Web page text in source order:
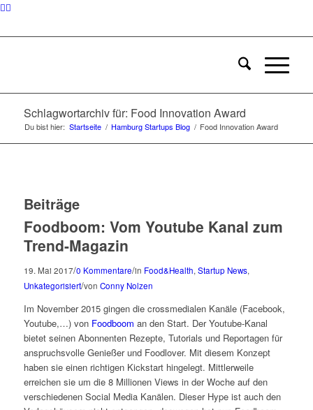
Schlagwortarchiv für: Food Innovation Award
Du bist hier: Startseite / Hamburg Startups Blog / Food Innovation Award
Beiträge
Foodboom: Vom Youtube Kanal zum
Trend-Magazin
19. Mai 2017/0 Kommentare/in Food&Health, Startup News,
Unkategorisiert/von Conny Nolzen
Im November 2015 gingen die crossmedialen Kanäle (Facebook,
Youtube,…) von Foodboom an den Start. Der Youtube-Kanal
bietet seinen Abonnenten Rezepte, Tutorials und Reportagen für
anspruchsvolle Genießer und Foodlover. Mit diesem Konzept
haben sie einen richtigen Kickstart hingelegt. Mittlerweile
erreichen sie um die 8 Millionen Views in der Woche auf den
verschiedenen Social Media Kanälen. Dieser Hype ist auch den